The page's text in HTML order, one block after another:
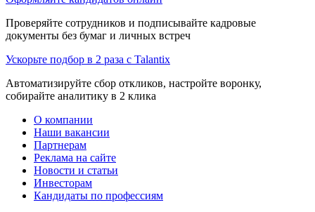
Проверяйте сотрудников и подписывайте кадровые
документы без бумаг и личных встреч
Ускорьте подбор в 2 раза с Talantix
Автоматизируйте сбор откликов, настройте воронку,
собирайте аналитику в 2 клика
О компании
Наши вакансии
Партнерам
Реклама на сайте
Новости и статьи
Инвесторам
Кандидаты по профессиям